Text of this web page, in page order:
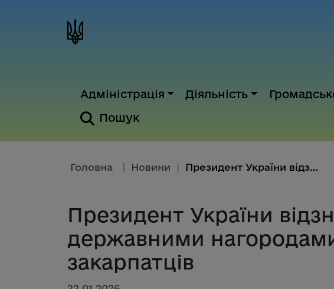
Адміністрація Діяльність
Пошук
Головна Новини Президент України відзначив де...
Президент України
державними
закарпатців